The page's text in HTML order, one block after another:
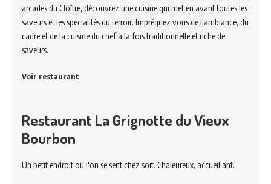
arcades du Cloître, découvrez une cuisine qui met en avant toutes les
saveurs et les spécialités du terroir. Imprégnez vous de l'ambiance, du
cadre et de la cuisine du chef à la fois traditionnelle et riche de
saveurs.
Voir restaurant
Restaurant La Grignotte du Vieux
Bourbon
Un petit endroit où l'on se sent chez soit. Chaleureux, accueillant.